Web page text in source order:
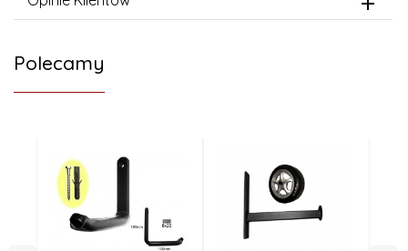
Polecamy